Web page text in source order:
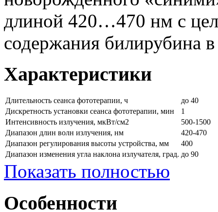
длиной 420…470 нм с
содержания билирубина
Характеристики
Длительность сеанса фототерапии, ч
до 40
Дискретность установки сеанса фототерапии, мин
1
Интенсивность излучения, мкВт/см2
500-1500
Диапазон длин волн излучения, нм
420-470
Диапазон регулирования высоты устройства, мм
400
Диапазон изменения угла наклона излучателя, град. до 90
Показать полностью
Особенности